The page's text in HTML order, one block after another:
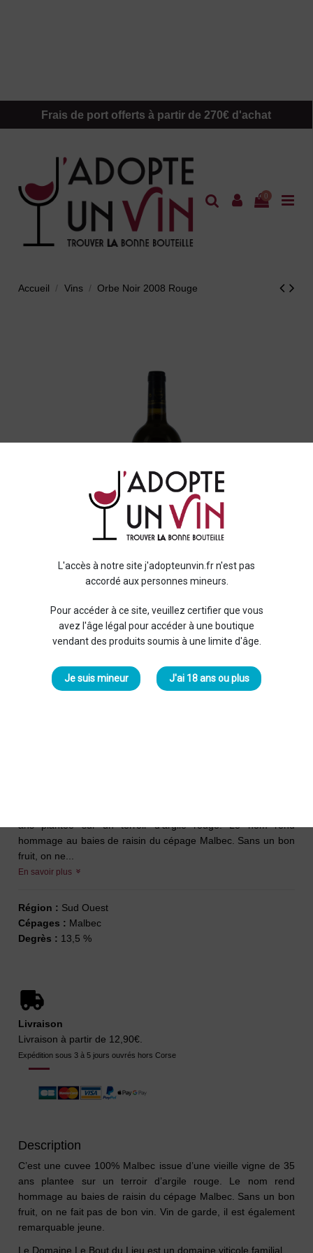
L'accès à notre site j'adopteunvin.fr n'est pas
accordé aux personnes mineurs.
Pour accéder à ce site, veuillez certifier que vous
avez l'âge légal pour accéder à une boutique
vendant des produits soumis à une limite d'âge.
Je suis mineur J'ai 18 ans ou plus
Frais de port offerts à partir de 270€ d'achat
0
Accueil Vins Orbe Noir 2008 Rouge
ans plantee sur un terroir d’argile rouge. Le nom rend
hommage au baies de raisin du cépage Malbec. Sans un bon
fruit, on ne...
En savoir plus
Région : Sud Ouest
Cépages : Malbec
Degrès : 13,5 %
Livraison
Livraison à partir de 12,90€.
Expédition sous 3 à 5 jours ouvrés hors Corse
Description
C’est une cuvee 100% Malbec issue d’une vieille vigne de 35
ans plantee sur un terroir d’argile rouge. Le nom rend
hommage au baies de raisin du cépage Malbec. Sans un bon
fruit, on ne fait pas de bon vin. Vin de garde, il est également
remarquable jeune.
Le Domaine Le Bout du Lieu est un domaine viticole familial